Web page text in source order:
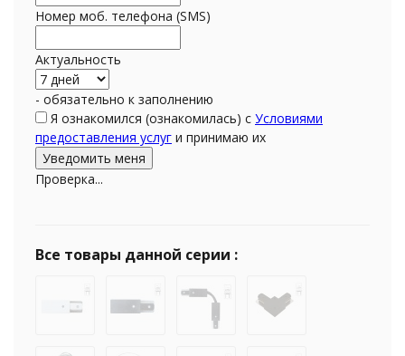
Номер моб. телефона (SMS)
Актуальность
- обязательно к заполнению
Я ознакомился (ознакомилась) с Условиями
предоставления услуг и принимаю их
Проверка...
Все товары данной серии :